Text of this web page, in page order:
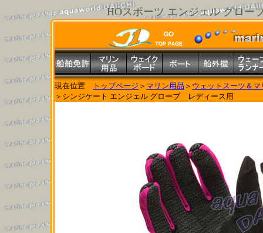
HOスポーツ エンジェル グロー
現在位置 トップページ ＞ マリン用品 ＞ ウェットスーツ＆
＞シンジケート エンジェル グローブ レディース用